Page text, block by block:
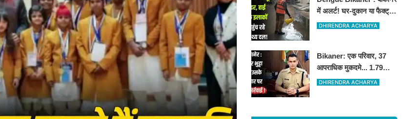
में अलर्ट! घर-दुकान या फैक्ट्री
में मच्छर का लार्वा मिला तो होगा
DHIRENDRA ACHARYA
Bikaner: एक परिवार, 37
आपराधिक मुकदमे... 1.79
करोड़ की संपत्ति फ्रीज
DHIRENDRA ACHARYA